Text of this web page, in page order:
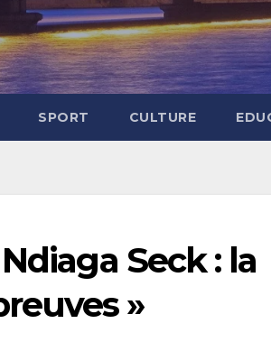
SPORT CULTURE
Seck : la
»